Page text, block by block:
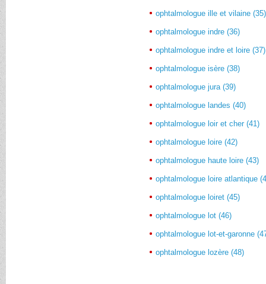
ophtalmologue ille et vilaine (35)
ophtalmologue indre (36)
ophtalmologue indre et loire (37)
ophtalmologue isère (38)
ophtalmologue jura (39)
ophtalmologue landes (40)
ophtalmologue loir et cher (41)
ophtalmologue loire (42)
ophtalmologue haute loire (43)
ophtalmologue loire atlantique
ophtalmologue loiret (45)
ophtalmologue lot (46)
ophtalmologue lot-et-garonne
ophtalmologue lozère (48)